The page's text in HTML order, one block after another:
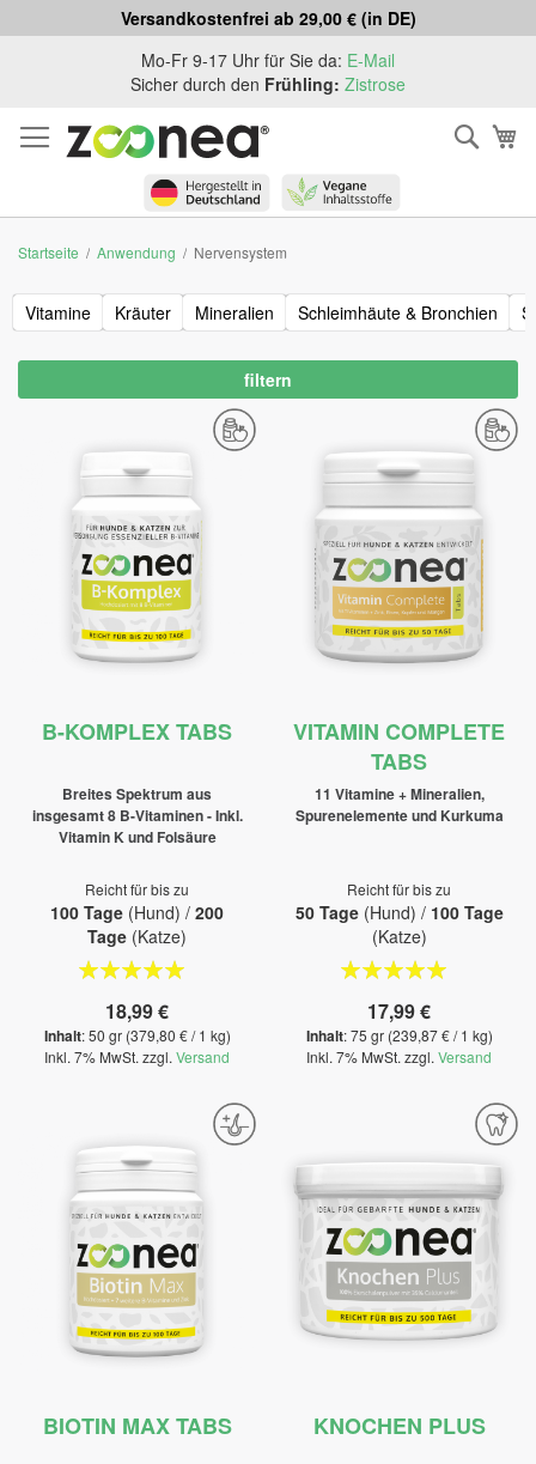
Versandkostenfrei ab 29,00 € (in DE)
Mo-Fr 9-17 Uhr für Sie da: E-Mail
Sicher durch den Frühling: Zistrose
Startseite Anwendung Nervensystem
Vitamine Kräuter Mineralien Schleimhäute & Bronchien
B-KOMPLEX TABS
Breites Spektrum aus
insgesamt 8 B-Vitaminen - Inkl.
Vitamin K und Folsäure
Reicht für bis zu
100 Tage (Hund) / 200
Tage (Katze)
Bewertung:
18,99 €
Inhalt: 50 gr (379,80 € / 1 kg)
Inkl. 7% MwSt. zzgl. Versand
VITAMIN COMPLETE
TABS
11 Vitamine + Mineralien,
Spurenelemente und Kurkuma
Reicht für bis zu
50 Tage(Hund) / 100 Tage
(Katze)
Bewertung:
17,99 €
Inhalt: 75 gr (239,87 € / 1 kg)
Inkl. 7% MwSt. zzgl. Versand
BIOTIN MAX TABS KNOCHEN PLUS
filtern